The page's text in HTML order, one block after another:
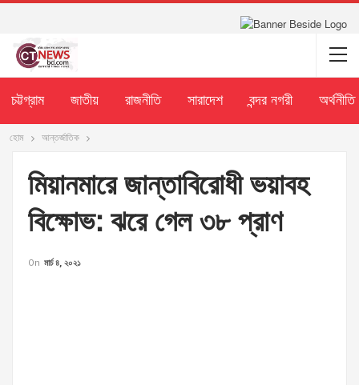
চট্টগ্রাম জাতীয় রাজনীতি সারাদেশ বন্দর নগরী অর্থনীতি
হোম আন্তর্জাতিক
মিয়ানমারে জান্তাবিরোধী ভয়াবহ
বিক্ষোভ: ঝরে গেল ৩৮ প্রাণ
On মার্চ ৪, ২০২১